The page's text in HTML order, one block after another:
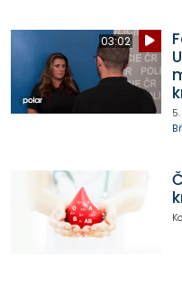
03:02